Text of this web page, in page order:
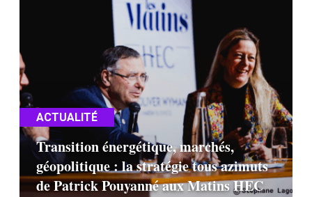
ACTUALITÉ
Transition énergétique, marchés,
géopolitique : la stratégie tous azimuts
de Patrick Pouyanné aux Matins HEC